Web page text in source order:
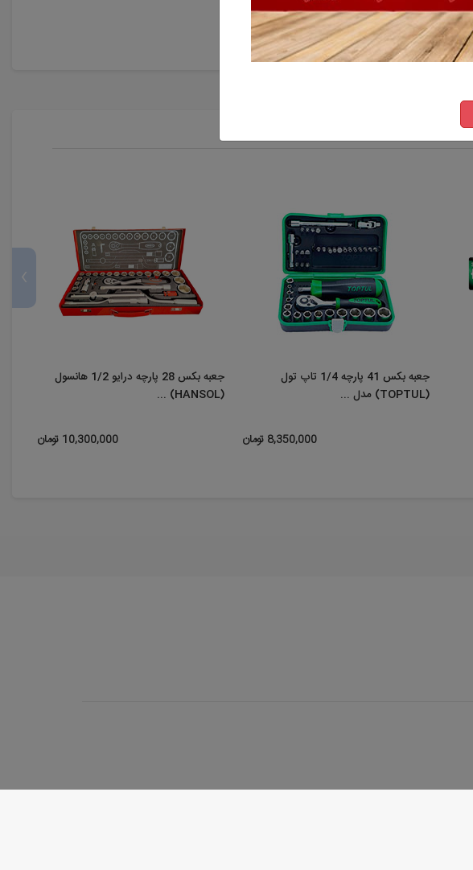
جعبه بکس 41 پارچه 1/4 تاپ تول
(TOPTUL) مدل ...
8,350,000 تومان
جعبه بکس 28 پارچه درایو 1/2 هانسول
(HANSOL) ...
10,300,000 تومان
›